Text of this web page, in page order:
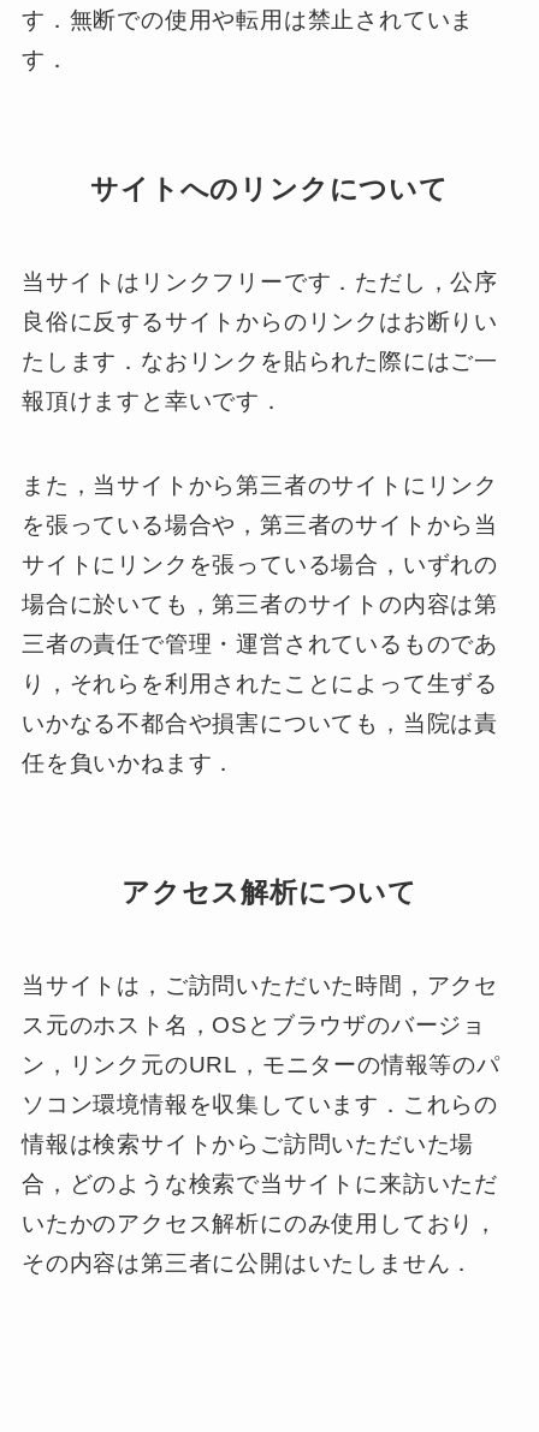
す．無断での使用や転用は禁止されていま
す．
サイトへのリンクについて
当サイトはリンクフリーです．ただし，公序
良俗に反するサイトからのリンクはお断りい
たします．なおリンクを貼られた際にはご一
報頂けますと幸いです．
また，当サイトから第三者のサイトにリンク
を張っている場合や，第三者のサイトから当
サイトにリンクを張っている場合，いずれの
場合に於いても，第三者のサイトの内容は第
三者の責任で管理・運営されているものであ
り，それらを利用されたことによって生ずる
いかなる不都合や損害についても，当院は責
任を負いかねます．
アクセス解析について
当サイトは，ご訪問いただいた時間，アクセ
ス元のホスト名，OSとブラウザのバージョ
ン，リンク元のURL，モニターの情報等のパ
ソコン環境情報を収集しています．これらの
情報は検索サイトからご訪問いただいた場
合，どのような検索で当サイトに来訪いただ
いたかのアクセス解析にのみ使用しており，
その内容は第三者に公開はいたしません．